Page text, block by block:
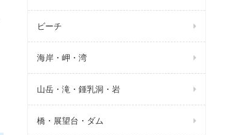
ビーチ
海岸・岬・湾
山岳・滝・鍾乳洞・岩
橋・展望台・ダム